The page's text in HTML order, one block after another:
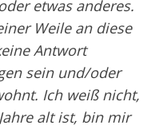
etwas anderes.
Weile an diese
Antwort
sein und/oder
Ich weiß nicht,
alt ist, bin mir